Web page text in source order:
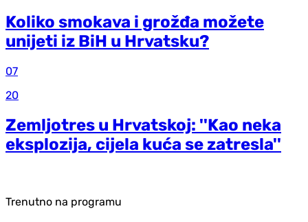
Koliko smokava i grožđa možete
unijeti iz BiH u Hrvatsku?
07
20
Zemljotres u Hrvatskoj: ''Kao neka
eksplozija, cijela kuća se zatresla''
Trenutno na programu